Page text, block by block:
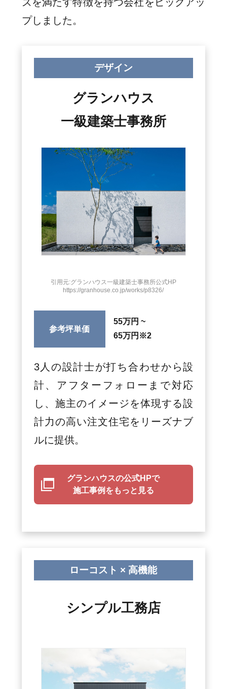
プしました。
デザイン
グランハウス
一級建築士事務所
引用元:グランハウス一級建築士事務所公式HP
https://granhouse.co.jp/works/p8326/
参考坪単価
55万円 ~
65万円 ※2
3人の設計士が打ち合わせから設
計、アフターフォローまで対応
し、施主のイメージを体現する設
計力の高い注文住宅をリーズナブ
ルに提供。
グランハウスの公式HPで
施工事例をもっと見る
ローコスト × 高機能
シンプル工務店